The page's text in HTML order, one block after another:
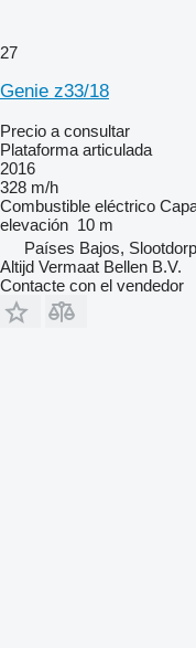
27
Genie z33/18
Precio a consultar
Plataforma articulada
2016
328 m/h
Combustible eléctrico
elevación 10 m
Países Bajos, Slootdorp
Altijd Vermaat Bellen B.V.
Contacte con el vendedor